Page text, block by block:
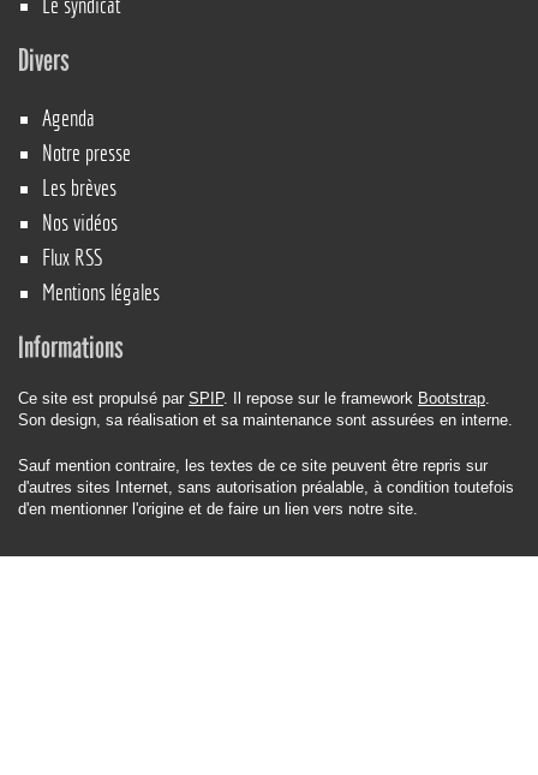
Le syndicat
Divers
Agenda
Notre presse
Les brèves
Nos vidéos
Flux RSS
Mentions légales
Informations
Ce site est propulsé par SPIP. Il repose sur le framework Bootstrap.
Son design, sa réalisation et sa maintenance sont assurées en interne.
Sauf mention contraire, les textes de ce site peuvent être repris sur
d'autres sites Internet, sans autorisation préalable, à condition toutefois
d'en mentionner l'origine et de faire un lien vers notre site.